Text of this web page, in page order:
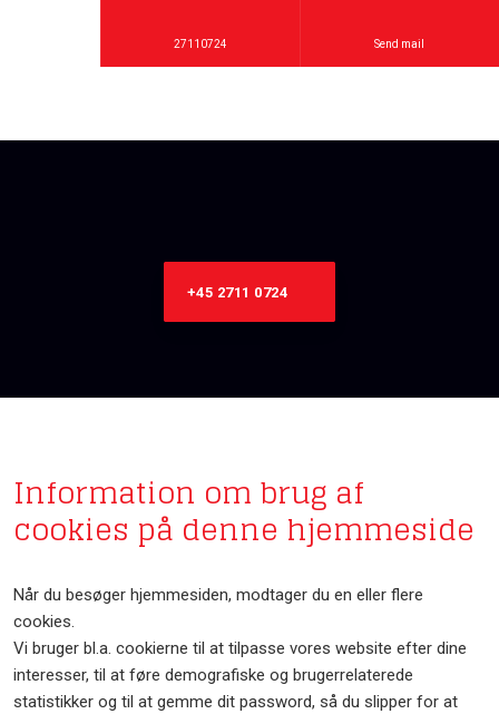
27110724 Send mail
+45 2711 0724​
Information om brug af
cookies på denne hjemmeside
Når du besøger hjemmesiden, modtager du en eller flere
cookies.
Vi bruger bl.a. cookierne til at tilpasse vores website efter dine
interesser, til at føre demografiske og brugerrelaterede
statistikker og til at gemme dit password, så du slipper for at